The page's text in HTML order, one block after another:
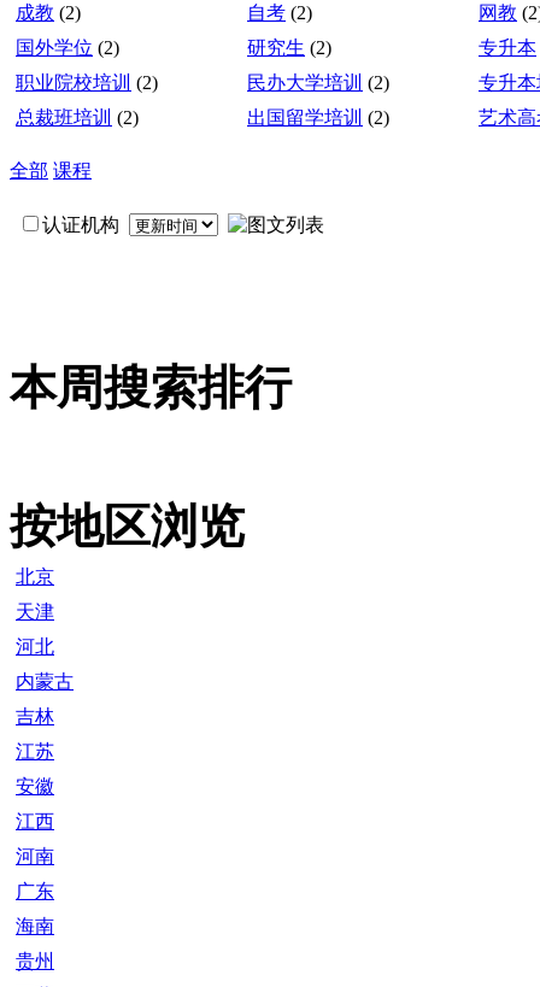
成教 (2) 自考 (2) 网教
国外学位 (2) 研究生 (2)
专升本
职业院校培训 (2) 民办大学培训 (2)
专升
总裁班培训 (2) 出国留学培训 (2) 艺术
全部 课程
认证机构
本周搜索排行
按地区浏览
北京
天津
河北
内蒙古
吉林
江苏
安徽
江西
河南
广东
海南
贵州